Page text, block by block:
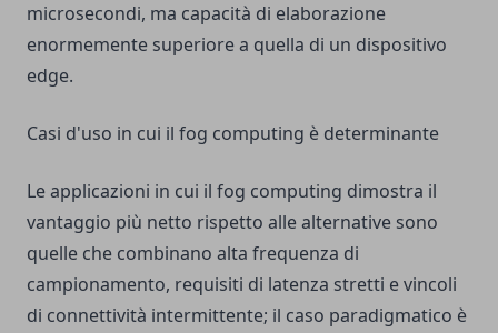
microsecondi, ma capacità di elaborazione
enormemente superiore a quella di un dispositivo
edge.
Casi d'uso in cui il fog computing è determinante
Le applicazioni in cui il fog computing dimostra il
vantaggio più netto rispetto alle alternative sono
quelle che combinano alta frequenza di
campionamento, requisiti di latenza stretti e vincoli
di connettività intermittente; il caso paradigmatico è